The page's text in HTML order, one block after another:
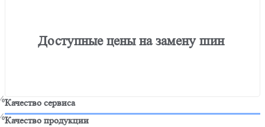
Доступные цены на замену шин
Качество сервиса
Качество продукции